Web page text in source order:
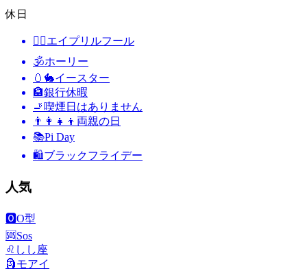
休日
🙆‍♂️エイプリルフール
🕉ホーリー
🥚🐇イースター
🏦銀行休暇
🚬 喫煙日はありません
👨‍👩‍👧‍👦 両親の日
📚Pi Day
🛍ブラックフライデー
人気
🅾️O型
🆘Sos
♌ しし座
🗿モアイ